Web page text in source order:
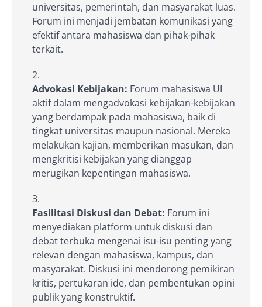
universitas, pemerintah, dan masyarakat luas.
Forum ini menjadi jembatan komunikasi yang
efektif antara mahasiswa dan pihak-pihak
terkait.
Advokasi Kebijakan: Forum mahasiswa UI
aktif dalam mengadvokasi kebijakan-kebijakan
yang berdampak pada mahasiswa, baik di
tingkat universitas maupun nasional. Mereka
melakukan kajian, memberikan masukan, dan
mengkritisi kebijakan yang dianggap
merugikan kepentingan mahasiswa.
Fasilitasi Diskusi dan Debat: Forum ini
menyediakan platform untuk diskusi dan
debat terbuka mengenai isu-isu penting yang
relevan dengan mahasiswa, kampus, dan
masyarakat. Diskusi ini mendorong pemikiran
kritis, pertukaran ide, dan pembentukan opini
publik yang konstruktif.